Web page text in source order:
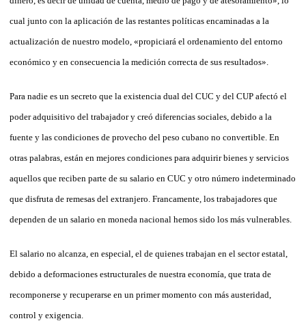
cual junto con la aplicación de las restantes políticas encaminadas a la
actualización de nuestro modelo, «propiciará el ordenamiento del entorno
económico y en consecuencia la medición correcta de sus resultados».
Para nadie es un secreto que la existencia dual del CUC y del CUP afectó el
poder adquisitivo del trabajador y creó diferencias sociales, debido a la
fuente y las condiciones de provecho del peso cubano no convertible. En
otras palabras, están en mejores condiciones para adquirir bienes y servicios
aquellos que reciben parte de su salario en CUC y otro número indeterminado
que disfruta de remesas del extranjero. Francamente, los trabajadores que
dependen de un salario en moneda nacional hemos sido los más vulnerables.
El salario no alcanza, en especial, el de quienes trabajan en el sector estatal,
debido a deformaciones estructurales de nuestra economía, que trata de
recomponerse y recuperarse en un primer momento con más austeridad,
control y exigencia.